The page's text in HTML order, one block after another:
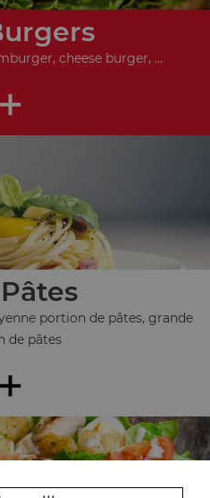
cheese burger, ...
+
portion de pâtes, grande
de pâtes
+